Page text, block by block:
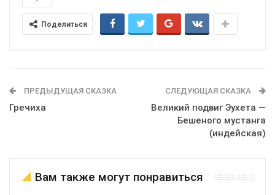
Поделиться
ПРЕДЫДУЩАЯ СКАЗКА
Гречиха
СЛЕДУЮЩАЯ СКАЗКА
Великий подвиг Эухета —
Бешеного мустанга
(индейская)
Вам также могут понравиться